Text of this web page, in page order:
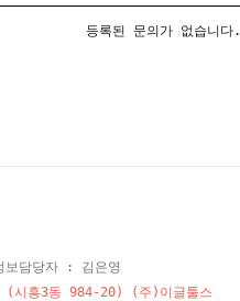
등록된 문의가 없습니다.
보담당자 : 김은영
(시흥3동 984-20) (주)이글툴스